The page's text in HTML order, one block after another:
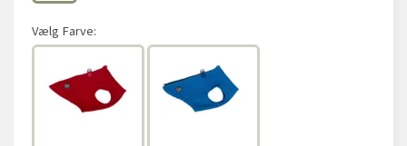
Vælg Farve: